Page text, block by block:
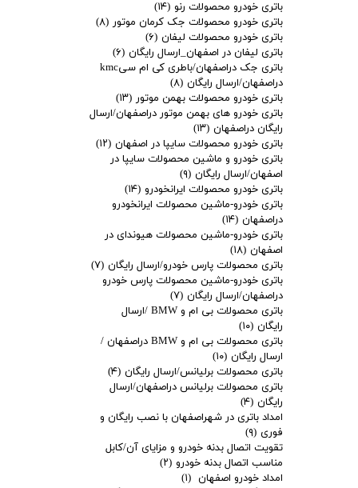
باتری خودرو محصولات رنو (۱۴)
باتری خودرو محصولات جک کرمان موتور (۸)
باتری خودرو محصولات لیفان (۶)
باتری لیفان در اصفهان_ارسال رایگان (۶)
باتری جک دراصفهان/باطری کی ام سیkmc
دراصفهان/ارسال رایگان (۸)
باتری خودرو محصولات بهمن موتور (۱۳)
باتری خودرو های بهمن موتور دراصفهان/ارسال
رایگان دراصفهان (۱۳)
باتری خودرو محصولات سایپا در اصفهان (۱۲)
باتری خودرو و ماشین محصولات سایپا در
اصفهان/ارسال رایگان (۹)
باتری خودرو محصولات ایرانخودرو (۱۴)
باتری خودرو-ماشین محصولات ایرانخودرو
دراصفهان (۱۴)
باتری خودرو-ماشین محصولات هیوندای در
اصفهان (۱۸)
باتری محصولات پارس خودرو/ارسال رایگان (۷)
باتری خودرو-ماشین محصولات پارس خودرو
دراصفهان/ارسال رایگان (۷)
باتری محصولات بی ام و BMW /ارسال
رایگان (۱۰)
باتری محصولات بی ام و BMW دراصفهان /
ارسال رایگان (۱۰)
باتری محصولات برلیانس/ارسال رایگان (۴)
باتری محصولات برلیانس دراصفهان/ارسال
رایگان (۴)
امداد باتری در شهراصفهان با نصب رایگان و
فوری (۹)
تقویت اتصال بدنه خودرو و مزایای آن/کابل
مناسب اتصال بدنه خودرو (۲)
امداد خودرو اصفهان (۱)